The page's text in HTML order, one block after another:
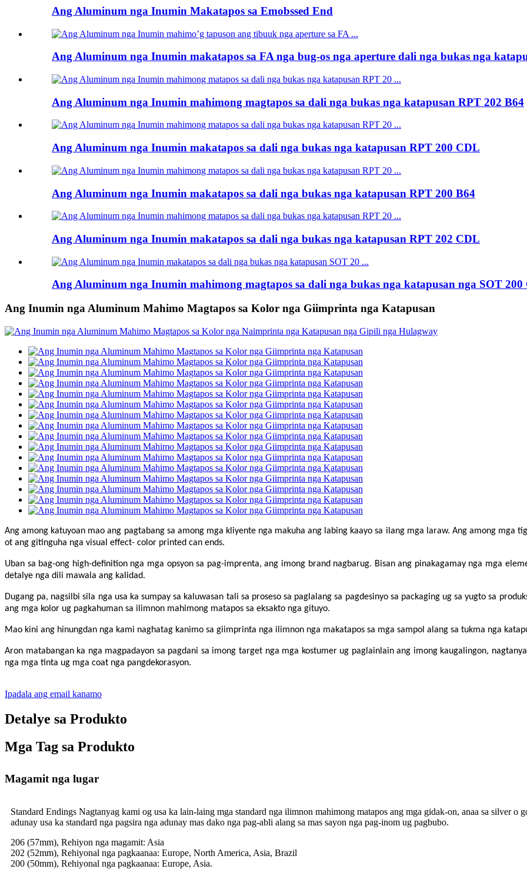
Ang Aluminum nga Inumin Makatapos sa Emobssed End
Ang Aluminum nga Inumin makatapos sa FA nga bug-os nga aperture dali nga bukas nga
Ang Aluminum nga Inumin mahimong magtapos sa dali nga bukas nga katapusan RPT 202 B64
Ang Aluminum nga Inumin makatapos sa dali nga bukas nga katapusan RPT 200 CDL
Ang Aluminum nga Inumin makatapos sa dali nga bukas nga katapusan RPT 200 B64
Ang Aluminum nga Inumin makatapos sa dali nga bukas nga katapusan RPT 202 CDL
Ang Aluminum nga Inumin mahimong magtapos sa dali nga bukas nga katapusan nga SOT 200
Ang Inumin nga Aluminum Mahimo Magtapos sa Kolor nga Giimprinta nga Katapusan
Ang among katuyoan mao ang pagtabang sa among mga kliyente nga makuha ang labing kaayo sa ilang mga laraw. Ang among mga
ot ang gitinguha nga visual effect- color printed can ends.
Uban sa bag-ong high-definition nga mga opsyon sa pag-imprenta, ang imong brand nagbarug. Bisan ang pinakagamay nga mga
detalye nga dili mawala ang kalidad.
Dugang pa, nagsilbi sila nga usa ka sumpay sa kaluwasan tali sa proseso sa paglalang sa pagdesinyo sa packaging ug sa yugto sa
ang mga kolor ug pagkahuman sa ilimnon mahimong matapos sa eksakto nga gituyo.
Mao kini ang hinungdan nga kami naghatag kanimo sa giimprinta nga ilimnon nga makatapos sa mga sampol alang sa tukma nga
Aron matabangan ka nga magpadayon sa pagdani sa imong target nga mga kostumer ug paglainlain ang imong kaugalingon,
nga mga tinta ug mga coat nga pangdekorasyon.
Ipadala ang email kanamo
Detalye sa Produkto
Mga Tag sa Produkto
Magamit nga lugar
Standard Endings Nagtanyag kami og usa ka lain-laing mga standard nga ilimnon mahimong matapos ang mga gidak-on, anaa sa silver o
adunay usa ka standard nga pagsira nga adunay mas dako nga pag-abli alang sa mas sayon ​​​​nga pag-inom ug pagbubo.
206 (57mm), Rehiyon nga magamit: Asia
202 (52mm), Rehiyonal nga pagkaanaa: Europe, North America, Asia, Brazil
200 (50mm), Rehiyonal nga pagkaanaa: Europe, Asia.